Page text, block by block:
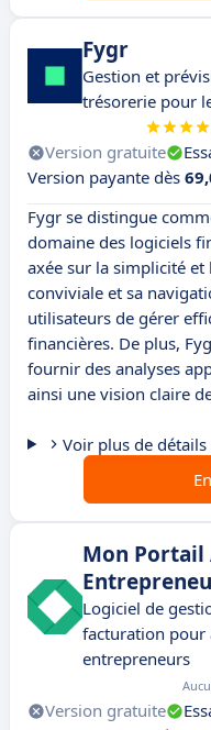
Fygr
Gestion et
trésorerie pour
Version gratuite
Version payante dès
Fygr se distingue
domaine des logiciels
axée sur la simplicité et
conviviale et sa
utilisateurs de gérer
financières. De plus,
fournir des analyses
ainsi une vision claire
Voir plus de détails
Mon Portail
Logiciel de
facturation pour
entrepreneurs
Version gratuite